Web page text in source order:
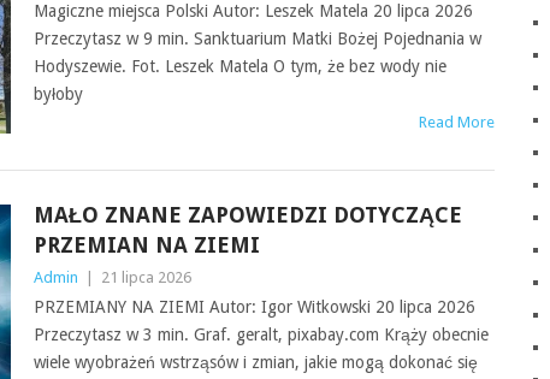
Magiczne miejsca Polski Autor: Leszek Matela 20 lipca 2026
Przeczytasz w 9 min. Sanktuarium Matki Bożej Pojednania w
Hodyszewie. Fot. Leszek Matela O tym, że bez wody nie
byłoby
Read More
MAŁO ZNANE ZAPOWIEDZI DOTYCZĄCE
PRZEMIAN NA ZIEMI
Admin 21 lipca 2026
PRZEMIANY NA ZIEMI Autor: Igor Witkowski 20 lipca 2026
Przeczytasz w 3 min. Graf. geralt, pixabay.com Krąży obecnie
wiele wyobrażeń wstrząsów i zmian, jakie mogą dokonać się